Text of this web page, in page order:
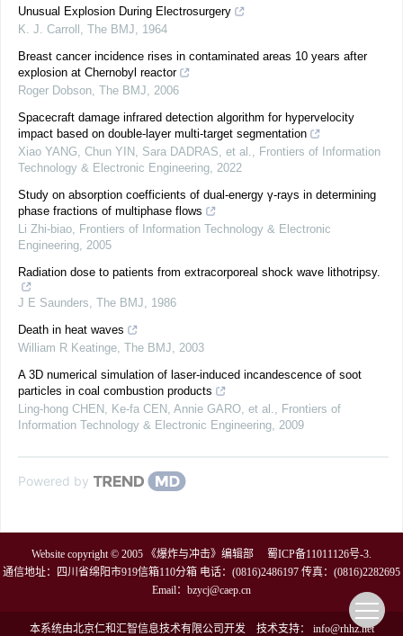
Unusual Explosion During Electrosurgery
K. J. Carroll
The BMJ
1964
Breast cancer incidence rises in contaminated areas 10 years after
explosion at Chernobyl reactor
Roger Dobson The BMJ
2006
Spacecraft damage infrared detection algorithm for hypervelocity
impact based on double-layer multi-target segmentation
Xiao YANG, Chun YIN, Sara DADRAS, et al.
Frontiers of Information
Technology & Electronic Engineering 2022
Study on absorption coefficients of dual-energy γ-rays in determining
phase fractions of multiphase flows
Li Zhi-biao
Frontiers of Information Technology & Electronic
Engineering 2005
Radiation dose to patients from extracorporeal shock wave lithotripsy.
J E Saunders The BMJ
1986
Death in heat waves
William R Keatinge The BMJ
2003
A 3D numerical simulation of laser-induced incandescence of soot
particles in coal combustion products
Ling-hong CHEN, Ke-fa CEN, Annie GARO, et al.
Frontiers of
Information Technology & Electronic Engineering 2009
Powered by
Website copyright © 2005 《爆炸与冲击》编辑部 蜀ICP备11011126号-3.
通信地址：四川省绵阳市919信箱110分箱 电话：(0816)2486197 传真：(0816)2282695
Email： bzycj@caep.cn
本系统由北京仁和汇智信息技术有限公司 开发 技术支持： info@rhhz.net